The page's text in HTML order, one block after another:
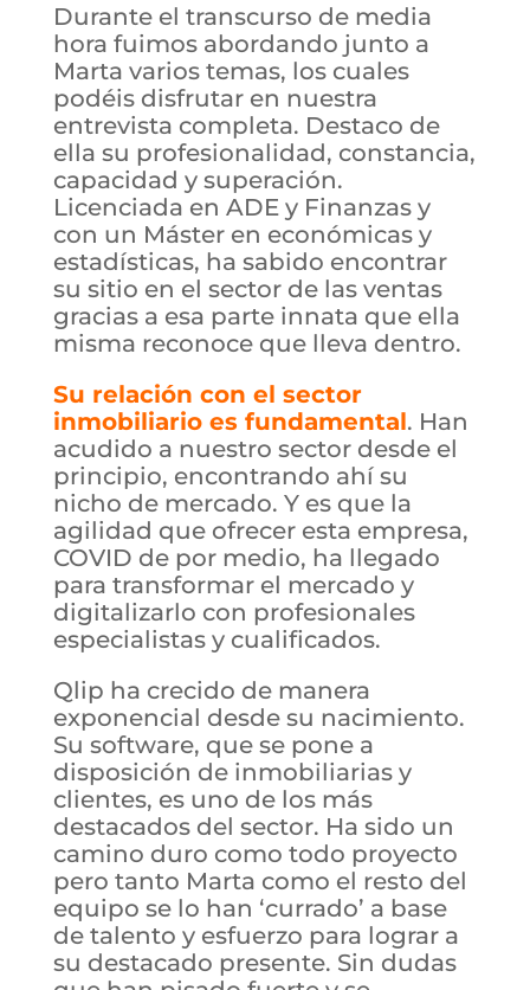
Durante el transcurso de media
hora fuimos abordando junto a
Marta varios temas, los cuales
podéis disfrutar en nuestra
entrevista completa. Destaco de
ella su profesionalidad, constancia,
capacidad y superación.
Licenciada en ADE y Finanzas y
con un Máster en económicas y
estadísticas, ha sabido encontrar
su sitio en el sector de las ventas
gracias a esa parte innata que ella
misma reconoce que lleva dentro.
Su relación con el sector
inmobiliario es fundamental. Han
acudido a nuestro sector desde el
principio, encontrando ahí su
nicho de mercado. Y es que la
agilidad que ofrecer esta empresa,
COVID de por medio, ha llegado
para transformar el mercado y
digitalizarlo con profesionales
especialistas y cualificados.
Qlip ha crecido de manera
exponencial desde su nacimiento.
Su software, que se pone a
disposición de inmobiliarias y
clientes, es uno de los más
destacados del sector. Ha sido un
camino duro como todo proyecto
pero tanto Marta como el resto del
equipo se lo han ‘currado’ a base
de talento y esfuerzo para lograr a
su destacado presente. Sin dudas